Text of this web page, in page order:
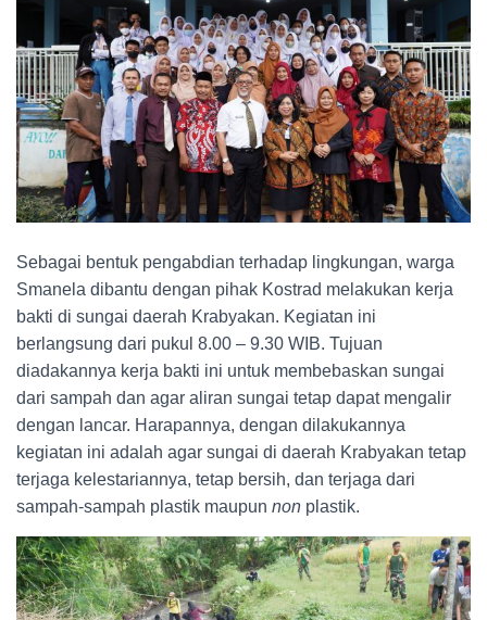
Sebagai bentuk pengabdian terhadap lingkungan, warga
Smanela dibantu dengan pihak Kostrad melakukan kerja
bakti di sungai daerah Krabyakan. Kegiatan ini
berlangsung dari pukul 8.00 – 9.30 WIB. Tujuan
diadakannya kerja bakti ini untuk membebaskan sungai
dari sampah dan agar aliran sungai tetap dapat mengalir
dengan lancar. Harapannya, dengan dilakukannya
kegiatan ini adalah agar sungai di daerah Krabyakan tetap
terjaga kelestariannya, tetap bersih, dan terjaga dari
sampah-sampah plastik maupun non plastik.